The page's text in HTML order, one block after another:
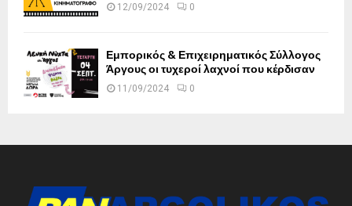
12/09/2024 0
Εμπορικός & Επιχειρηματικός Σύλλογος
Άργους οι τυχεροί λαχνοί που κέρδισαν
11/09/2024 0